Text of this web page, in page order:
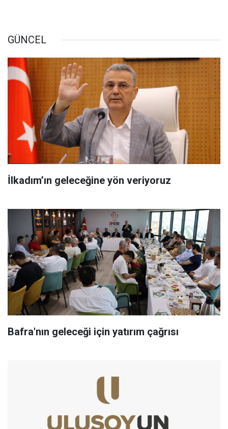
GÜNCEL
İlkadım’ın geleceğine yön veriyoruz
Bafra'nın geleceği için yatırım çağrısı